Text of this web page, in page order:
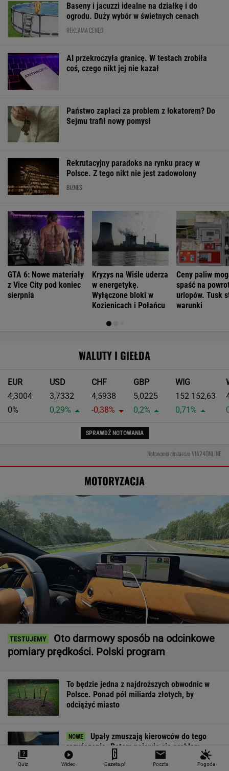
Baseny i jacuzzi idealne na działkę i do
ogrodu. Duży wybór w świetnych cenach
REKLAMA CENEO
AI przekroczyła granicę. W testach zrobiła
coś, czego nikt jej nie kazał
Państwo zapłaci za problem z lokatorem? Do
Sejmu trafił nowy pomysł
Rekrutacyjny paradoks na rynku pracy w
Polsce. Z tego nikt nie jest zadowolony
BIZNES
GTA 6: Nowe materiały
z Vice City pod koniec
sierpnia
Kryzys na Wiśle uderza
w energetykę.
Wyłączone bloki w
Kozienicach i Połańcu
Ceny paliw
spaść na
urlopów. Tusk
warunki
WALUTY I GIEŁDA
EUR
4,3004
0%
USD
3,7332
0,29%
CHF
4,5938
-0,38%
GBP
5,0225
0,2%
WIG
152 152,63
0,71%
SPRAWDŹ NOTOWANIA
Notowania dostarcza VIA24ONLINE
MOTORYZACJA
Oto darmowy sposób na odcinkowe
pomiary prędkości. Polski program
To będzie jedna z najdroższych obwodnic w
Polsce. Ponad pół miliarda złotych, by
odciążyć miasto
Upały zmuszają kierowców do tego
rozwiązania. Potem pojawia się problem
Quiz Wideo Gazeta.pl Poczta Pogoda